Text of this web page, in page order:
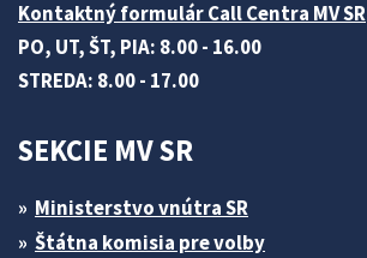
Kontaktný formulár Call Centra MV SR
PO, UT, ŠT, PIA: 8.00 - 16.00
STREDA: 8.00 - 17.00
SEKCIE MV SR
Ministerstvo vnútra SR
Štátna komisia pre volby